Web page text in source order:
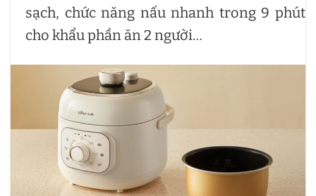
sạch, chức năng nấu nhanh trong 9 phút
cho khẩu phần ăn 2 người…